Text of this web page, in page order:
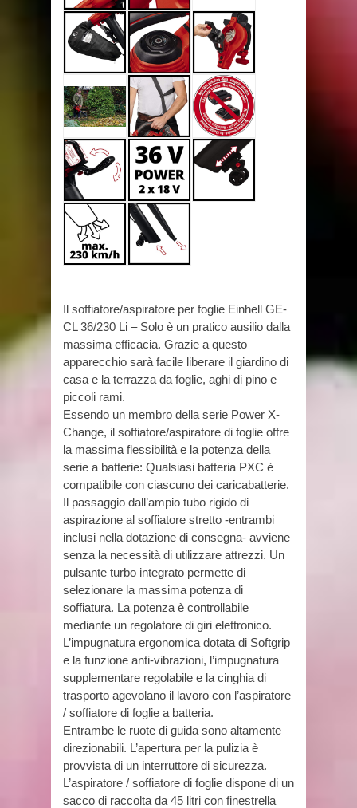
Il soffiatore/aspiratore per foglie Einhell GE-
CL 36/230 Li – Solo è un pratico ausilio dalla
massima efficacia. Grazie a questo
apparecchio sarà facile liberare il giardino di
casa e la terrazza da foglie, aghi di pino e
piccoli rami.
Essendo un membro della serie Power X-
Change, il soffiatore/aspiratore di foglie offre
la massima flessibilità e la potenza della
serie a batterie: Qualsiasi batteria PXC è
compatibile con ciascuno dei caricabatterie.
Il passaggio dall’ampio tubo rigido di
aspirazione al soffiatore stretto -entrambi
inclusi nella dotazione di consegna- avviene
senza la necessità di utilizzare attrezzi. Un
pulsante turbo integrato permette di
selezionare la massima potenza di
soffiatura. La potenza è controllabile
mediante un regolatore di giri elettronico.
L’impugnatura ergonomica dotata di Softgrip
e la funzione anti-vibrazioni, l’impugnatura
supplementare regolabile e la cinghia di
trasporto agevolano il lavoro con l’aspiratore
/ soffiatore di foglie a batteria.
Entrambe le ruote di guida sono altamente
direzionabili. L’apertura per la pulizia è
provvista di un interruttore di sicurezza.
L’aspiratore / soffiatore di foglie dispone di un
sacco di raccolta da 45 litri con finestrella